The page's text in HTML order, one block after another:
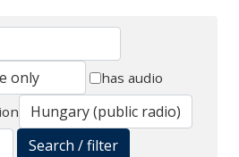
has audio
Search / filter